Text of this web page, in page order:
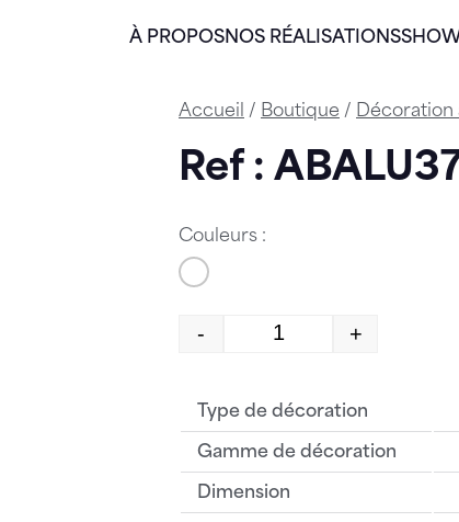
À PROPOSNOS RÉALISATIONS
Accueil / Boutique / Décoration
Ref :
Couleurs :
quantité de
- +
Type de décoration
Gamme de décoration
Dimension